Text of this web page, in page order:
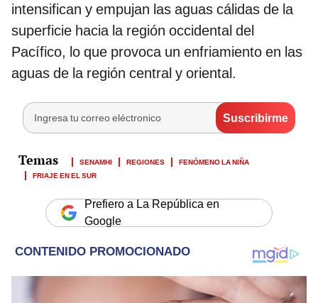
intensifican y empujan las aguas cálidas de la
superficie hacia la región occidental del
Pacífico, lo que provoca un enfriamiento en las
aguas de la región central y oriental.
SENAMHI REGIONES
FENÓMENO LA NIÑA
FRIAJE EN EL SUR
Prefiero a La República en
Google